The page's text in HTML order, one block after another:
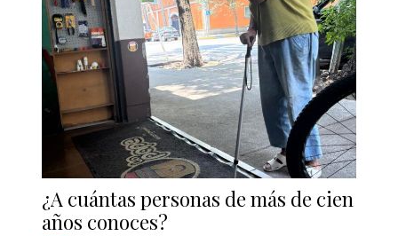
¿A cuántas personas de más de cien
años conoces?